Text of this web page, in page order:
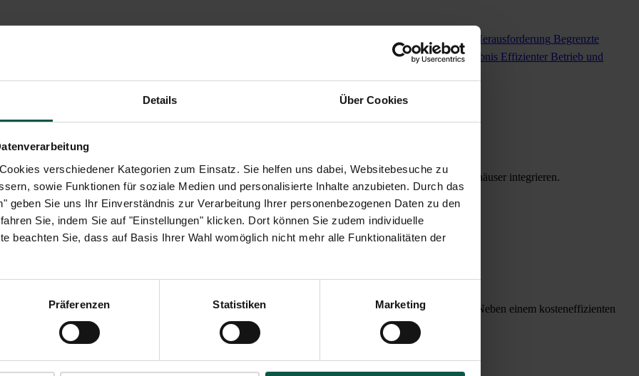
Details Über Cookies
verschiedener Kategorien zum Einsatz. Sie helfen uns dabei, Websitebesuche zu
sowie Funktionen für soziale Medien und personalisierte Inhalte anzubieten. Durch das
geben Sie uns Ihr Einverständnis zur Verarbeitung Ihrer personenbezogenen Daten zu den
Sie, indem Sie auf "Einstellungen" klicken. Dort können Sie zudem individuelle
beachten Sie, dass auf Basis Ihrer Wahl womöglich nicht mehr alle Funktionalitäten der
Präferenzen Statistiken Marketing
Autohäuser Planung einer standortübergreifenden und integrierten Ladeinfrastruktur Die Herausforderung Begrenzte
Optimierte Ladeinfrastruktur durch zentrale Steuerung, Lastmanagement und PV-IntegrationDas Ergebnis Effizienter Betrieb und
Autohäuser
Um die Fahrzeuge mit Strom zu versorgen, müssen diese eine Ladeinfrastruktur in die Autohäuser integrieren.
bietet coneva dafür Lösungen an, die gleichzeitig Investitions- und Stromkosten begrenzen.
Ladeinfrastruktur
an fünf Standorten aufbauen, die den aktuellen Vorgaben der verschiedenen Autohersteller entspricht. Neben einem kosteneffizienten
und Gebäudelasten integrieren.
Grundlage sie jederzeit auf die sich ändernden Anforderungen im Energiesystem reagieren können.